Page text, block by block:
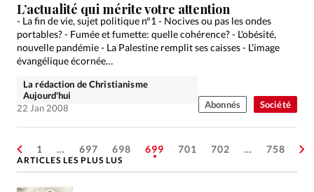
Société
L’actualité qui mérite votre attention
- La fin de vie, sujet politique n°1 - Nocives ou pas les ondes
portables? - Fumée et fumette: quelle cohérence? - L'obésité,
nouvelle pandémie - La Palestine remplit ses caisses - L'image
évangélique écornée…
La rédaction de Christianisme
Aujourd'hui
22 Jan 2008
Abonnés
1 … 697 698 699 701 702 … 758
ARTICLES LES PLUS LUS